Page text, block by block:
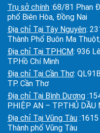
Trụ sở chính :68/81 Phan
phố Biên Hòa, Đồng Nai
Địa chỉ Tại Tây Nguyên:
Thành Phố Buôn Ma
Địa chỉ Tại TPHCM: 936
TP.Hồ Chí Minh
Địa chỉ Tại Cần Thơ:
TP. Cần Thơ
Địa chỉ Tại Bình Dương
P.HIỆP AN – TP.THỦ
Địa chỉ Tại Vũng Tàu :1615
Thành phố Vũng Tàu